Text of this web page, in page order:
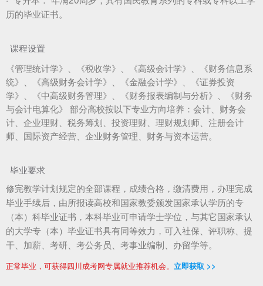
历的毕业证书。
课程设置
《管理统计学》、《税收学》、《高级会计学》、《财务信息系
统》、《高级财务会计学》、《金融会计学》、《证券投资
学》、《中高级财务管理》、《财务报表编制与分析》、《财务
与会计电算化》 部分高校按以下专业方向培养：会计、财务会
计、企业理财、税务筹划、投资理财、理财规划师、注册会计
师、国际资产经营、企业财务管理、财务与资本运营。
毕业要求
修完教学计划规定的全部课程，成绩合格，缴清费用，办理完成
毕业手续后，由所报读高校和国家教委颁发国家承认学历的专
（本）科毕业证书，本科毕业可申请学士学位，与其它国家承认
的大学专（本）毕业证书具有同等效力，可入社保、评职称、提
干、加薪、考研、考公务员、考事业编制、办留学等。
正常毕业，可获得四川成考网专属就业推荐机会。 立即获取 >>